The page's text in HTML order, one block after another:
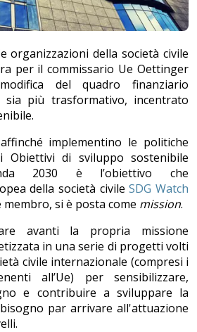
organizzazioni della società civile
per il commissario Ue Oettinger
del quadro finanziario
sia più trasformativo, incentrato
implementino le politiche
Obiettivi di sviluppo sostenibile
2030 è l’obiettivo che
della società civileSDG Watch
membro, si è posta come mission.
avanti la propria missione
in una serie di progetti volti
civile internazionale (compresi i
all’Ue) per sensibilizzare,
e contribuire a sviluppare la
par arrivare all'attuazione